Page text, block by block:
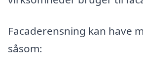
Facaderensning kan have
såsom: